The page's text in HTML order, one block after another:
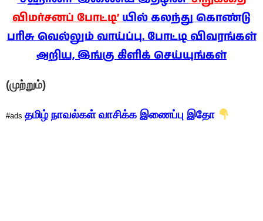
விமர்சனப் போட்டி’யில் கலந்து கொண்டு
பரிசு வெல்லும் வாய்ப்பு. போட்டி விவரங்கள்
அறிய, இங்கு கிளிக் செய்யுங்கள்
(முற்றும்)
#ads தமிழ் நாவல்கள் வாசிக்க இணைப்பு இதோ